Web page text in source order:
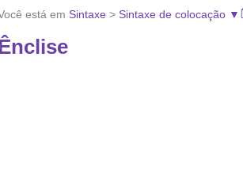
está em Sintaxe > Sintaxe de colocação ▼